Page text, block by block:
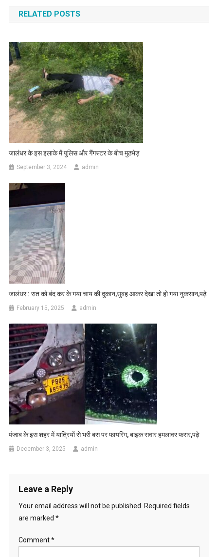
RELATED POSTS
जालंधर के इस इलाके में पुलिस और गैंगस्टर के बीच मुठभेड़
September 3, 2024 admin
जालंधर : रात को बंद कर के गया चाय की दुकान,सुबह आकर देखा तो हो गया नुकसान,पढ़े
February 15, 2025 admin
पंजाब के इस शहर में यात्रियों से भरी बस पर फायरिंग, बाइक सवार हमलावर फरार,पढ़े
December 3, 2025 admin
Leave a Reply
Your email address will not be published.
Required fields
are marked *
Comment*